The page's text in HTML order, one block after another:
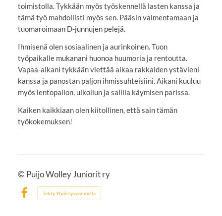
toimistolla. Tykkään myös työskennellä lasten kanssa ja
tämä työ mahdollisti myös sen. Pääsin valmentamaan ja
tuomaroimaan D-junnujen pelejä.
Ihmisenä olen sosiaalinen ja aurinkoinen. Tuon
työpaikalle mukanani huonoa huumoria ja rentoutta.
Vapaa-aikani tykkään viettää aikaa rakkaiden ystävieni
kanssa ja panostan paljon ihmissuhteisiini. Aikani kuuluu
myös lentopallon, ulkoilun ja salilla käymisen parissa.
Kaiken kaikkiaan olen kiitollinen, että sain tämän
työkokemuksen!
© Puijo Wolley Juniorit ry
Facebook
Tehty Yhdistysavaimella